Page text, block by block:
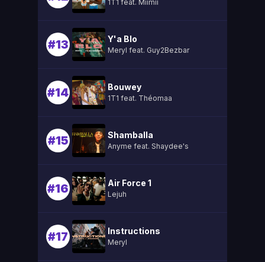
1T1 feat. Miimii
#13 Y'a Blo
Meryl feat. Guy2Bezbar
#14 Bouwey
1T1 feat. Théomaa
#15 Shamballa
Anyme feat. Shaydee's
#16 Air Force 1
Lejuh
#17 Instructions
Meryl